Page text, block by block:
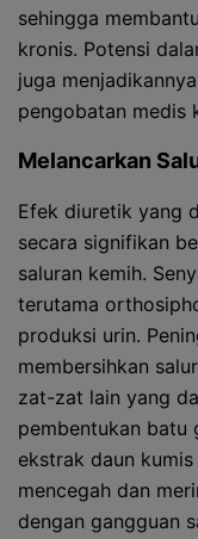
sehingga
kronis. Potensi
juga
pengobatan medis
Melancarkan
Efek diuretik yang
secara signifikan
saluran kemih.
terutama
produksi urin.
membersihkan
zat-zat lain yang
pembentukan batu
ekstrak daun
mencegah dan
dengan gangguan